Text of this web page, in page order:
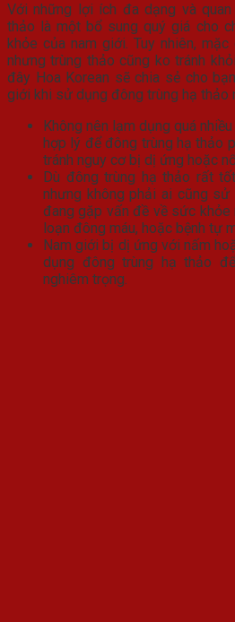
Với những lợi ích đa dạng và
thảo là một bổ sung quý giá cho
khỏe của nam giới. Tuy nhiên,
nhưng trùng thảo cũng ko tránh
đây Hoa Korean sẽ chia sẻ cho
giới khi sử dụng đông trùng hạ thảo
Không nên lạm dụng quá
hợp lý để đông trùng hạ thảo
tránh nguy cơ bị dị ứng hoặc
Dù đông trùng hạ thảo rất
nhưng không phải ai cũng
đang gặp vấn đề về sức khỏe
loạn đông máu, hoặc bệnh tự
Nam giới bị dị ứng với nấm
dụng đông trùng hạ thảo
nghiêm trọng.